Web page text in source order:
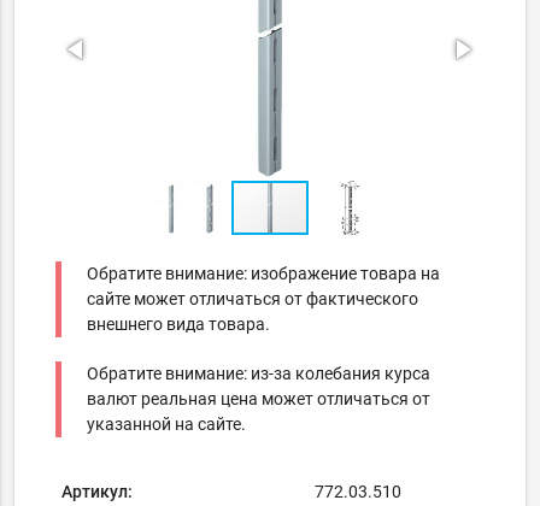
Обратите внимание: изображение товара на
сайте может отличаться от фактического
внешнего вида товара.
Обратите внимание: из-за колебания курса
валют реальная цена может отличаться от
указанной на сайте.
Артикул: 772.03.510